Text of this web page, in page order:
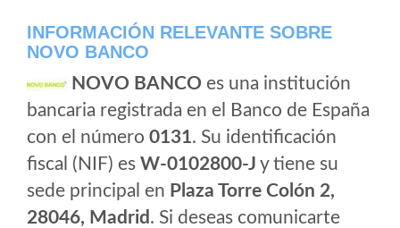
INFORMACIÓN RELEVANTE SOBRE
NOVO BANCO
NOVO BANCO es una institución
bancaria registrada en el Banco de España
con el número 0131. Su identificación
fiscal (NIF) es W-0102800-J y tiene su
sede principal en Plaza Torre Colón 2,
28046, Madrid . Si deseas comunicarte